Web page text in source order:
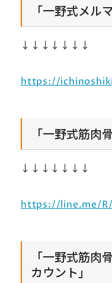
「一野式メル
↓↓↓↓↓↓↓
https://
「一野式筋肉
↓↓↓↓↓↓↓
https://line.me/
「一野式筋
カウント」